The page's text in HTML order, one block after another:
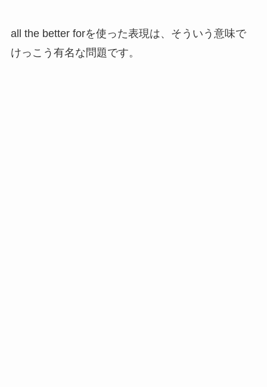
all the better forを使った表現は、そういう意味で
けっこう有名な問題です。